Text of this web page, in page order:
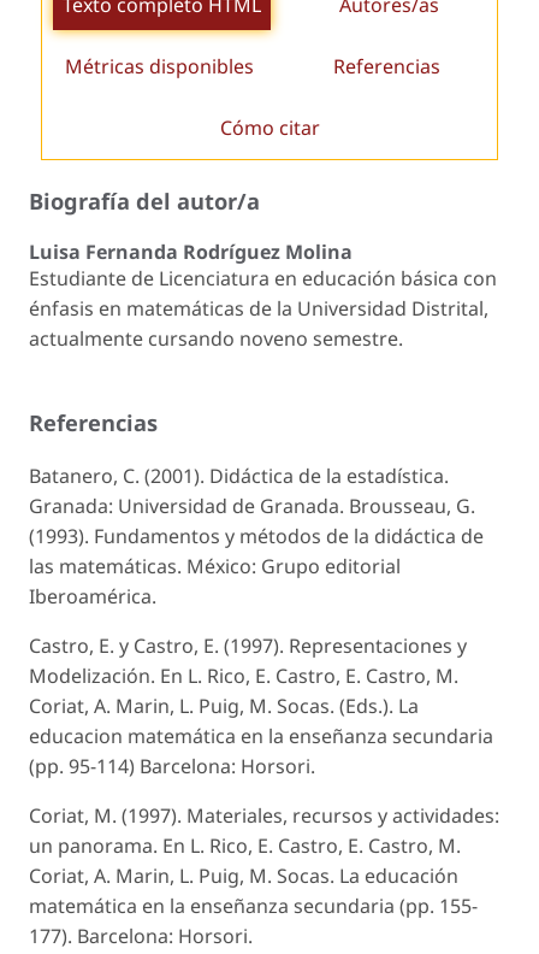
Métricas disponibles Referencias
Cómo citar
Biografía del autor/a
Luisa Fernanda Rodríguez Molina
Estudiante de Licenciatura en educación básica con
énfasis en matemáticas de la Universidad Distrital,
actualmente cursando noveno semestre.
Referencias
Batanero, C. (2001). Didáctica de la estadística.
Granada: Universidad de Granada. Brousseau, G.
(1993). Fundamentos y métodos de la didáctica de
las matemáticas. México: Grupo editorial
Iberoamérica.
Castro, E. y Castro, E. (1997). Representaciones y
Modelización. En L. Rico, E. Castro, E. Castro, M.
Coriat, A. Marin, L. Puig, M. Socas. (Eds.). La
educacion matemática en la enseñanza secundaria
(pp. 95-114) Barcelona: Horsori.
Coriat, M. (1997). Materiales, recursos y actividades:
un panorama. En L. Rico, E. Castro, E. Castro, M.
Coriat, A. Marin, L. Puig, M. Socas. La educación
matemática en la enseñanza secundaria (pp. 155-
177). Barcelona: Horsori.